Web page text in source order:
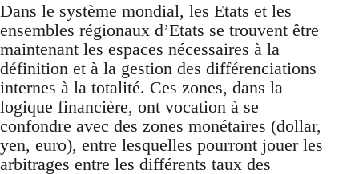
Dans le système mondial, les Etats et les
ensembles régionaux d’Etats se trouvent être
maintenant les espaces nécessaires à la
définition et à la gestion des différenciations
internes à la totalité. Ces zones, dans la
logique financière, ont vocation à se
confondre avec des zones monétaires (dollar,
yen, euro), entre lesquelles pourront jouer les
arbitrages entre les différents taux des